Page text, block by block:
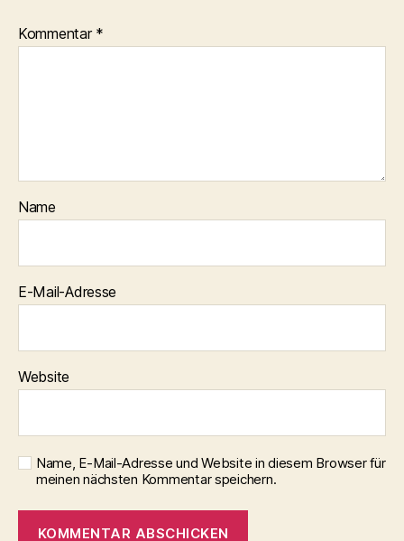
Kommentar *
Name
E-Mail-Adresse
Website
Name, E-Mail-Adresse und Website in diesem Browser für
meinen nächsten Kommentar speichern.